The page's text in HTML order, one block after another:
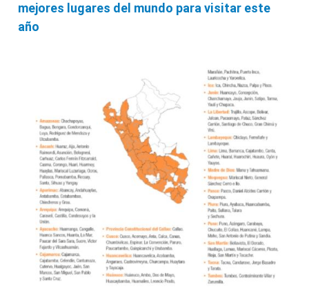
mejores lugares del mundo para visitar este
año